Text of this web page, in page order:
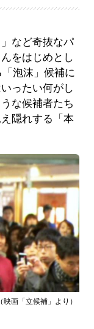
など奇抜なパ
をはじめとし
泡沫」候補に
ったい何がし
な候補者たち
隠れする「本
画「立候補」より）